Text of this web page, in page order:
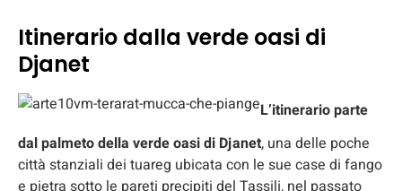
Itinerario dalla verde oasi di
Djanet
L’itinerario parte
dal palmeto della verde oasi di Djanet, una delle poche
città stanziali dei tuareg ubicata con le sue case di fango
e pietra sotto le pareti precipiti del Tassili, nel passato